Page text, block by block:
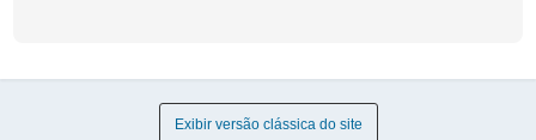
Exibir versão clássica do site